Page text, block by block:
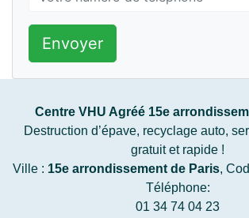
Envoyer
Centre VHU Agréé 15e
Destruction d’épave, recyclage auto,
gratuit et rapide !
Ville : 15e arrondissement de Paris,
Téléphone:
01 34 74 04 23